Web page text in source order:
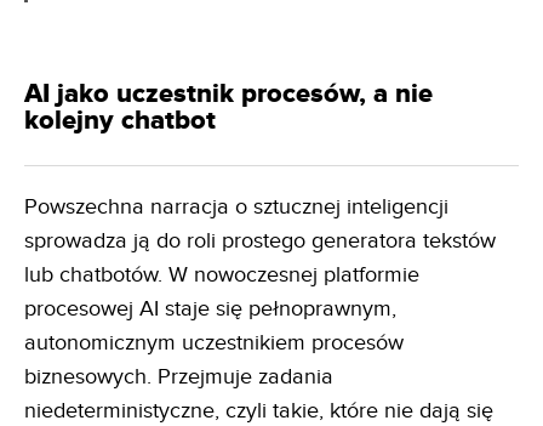
AI jako uczestnik procesów, a nie
kolejny chatbot
Powszechna narracja o sztucznej inteligencji
sprowadza ją do roli prostego generatora tekstów
lub chatbotów. W nowoczesnej platformie
procesowej AI staje się pełnoprawnym,
autonomicznym uczestnikiem procesów
biznesowych. Przejmuje zadania
niedeterministyczne, czyli takie, które nie dają się